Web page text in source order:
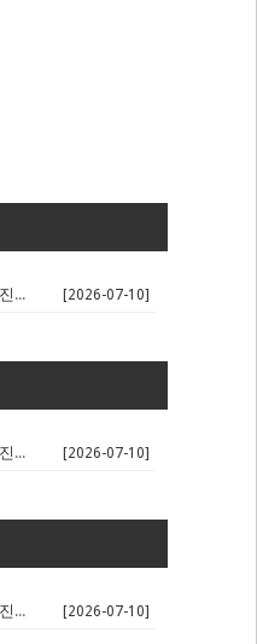
🌍 경기 AI 스타트업 해외 진출 판... [2026-07-10]
🌍 경기 AI 스타트업 해외 진출 판... [2026-07-10]
🌍 경기 AI 스타트업 해외 진출 판... [2026-07-10]